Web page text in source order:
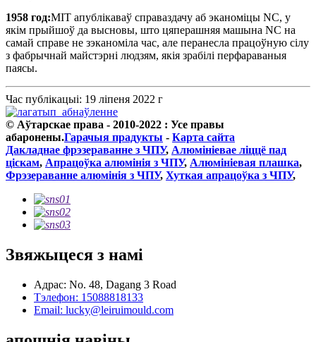
1958 год:MIT апублікаваў справаздачу аб эканоміцы NC, у
якім прыйшоў да высновы, што цяперашняя машына NC на
самай справе не зэканоміла час, але перанесла працоўную сілу
з фабрычнай майстэрні людзям, якія зрабілі перфараваныя
паясы.
Час публікацыі: 19 ліпеня 2022 г
© Аўтарскае права - 2010-2022 : Усе правы
абаронены.Гарачыя прадукты - Карта сайта
Дакладнае фрэзераванне з ЧПУ, Алюмініевае ліццё пад
ціскам, Апрацоўка алюмінія з ЧПУ, Алюмініевая плашка,
Фрэзераванне алюмінія з ЧПУ, Хуткая апрацоўка з ЧПУ,
Звяжыцеся з намі
Адрас: No. 48, Dagang 3 Road
Тэлефон: 15088818133
Email: lucky@leiruimould.com